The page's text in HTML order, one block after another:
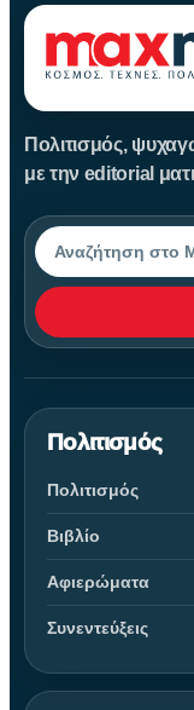
Πολιτισμός,
με την editorial
Αναζήτηση
Πολιτισμός
Πολιτισμός
Βιβλίο
Αφιερώματα
Συνεντεύξεις